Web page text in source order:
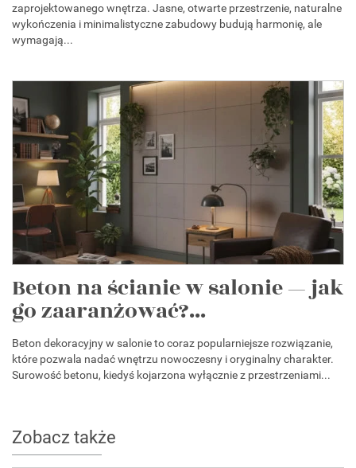
zaprojektowanego wnętrza. Jasne, otwarte przestrzenie, naturalne
wykończenia i minimalistyczne zabudowy budują harmonię, ale
wymagają...
Beton na ścianie w salonie — jak
go zaaranżować?...
Beton dekoracyjny w salonie to coraz popularniejsze rozwiązanie,
które pozwala nadać wnętrzu nowoczesny i oryginalny charakter.
Surowość betonu, kiedyś kojarzona wyłącznie z przestrzeniami...
Zobacz także